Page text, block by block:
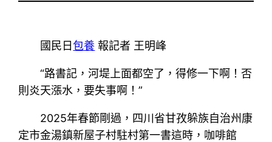
國民日包養 報記者 王明峰
“路書記，河堤上面都空了，得修一下啊！否
則炎天漲水，要失事啊！”
2025年春節剛過，四川省甘孜躲族自治州康
定市金湯鎮新屋子村駐村第一書這時，咖啡館